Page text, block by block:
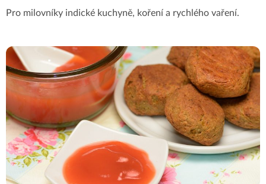
Pro milovníky indické kuchyně, koření a rychlého vaření.